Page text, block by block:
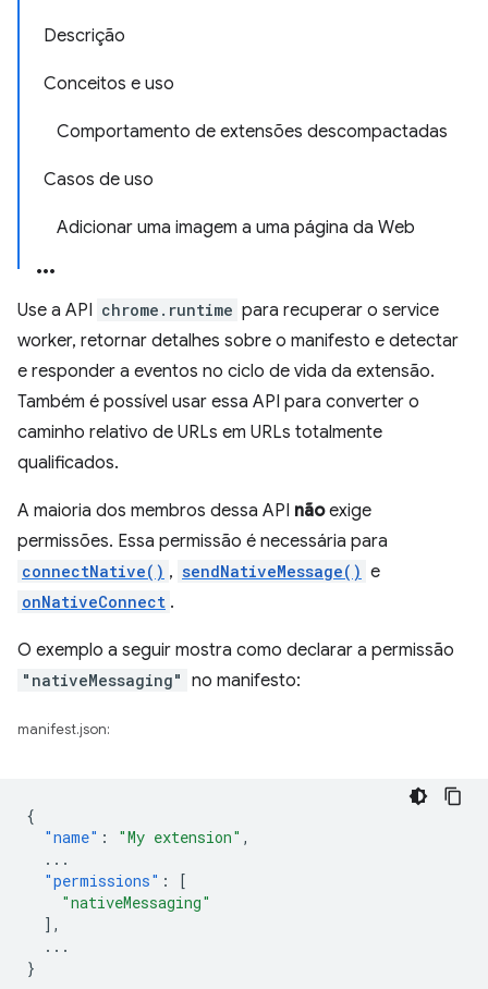
Descrição
Conceitos e uso
Comportamento de extensões descompactadas
Casos de uso
Adicionar uma imagem a uma página da Web
Use a API chrome.runtime para recuperar o service
worker, retornar detalhes sobre o manifesto e detectar
e responder a eventos no ciclo de vida da extensão.
Também é possível usar essa API para converter o
caminho relativo de URLs em URLs totalmente
qualificados.
A maioria dos membros dessa API nãoexige
permissões. Essa permissão é necessária para
connectNative() , sendNativeMessage() e
onNativeConnect .
O exemplo a seguir mostra como declarar a permissão
"nativeMessaging" no manifesto:
manifest.json:
{
"name" : "My extension" ,
...
"permissions" :
[
"nativeMessaging"
],
...
}